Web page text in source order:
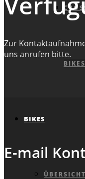
BIKES
BIKES
ÜBERSICHT
Zur
uns anrufen bitte.
E-mail